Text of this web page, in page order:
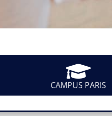

CAMPUS PARIS